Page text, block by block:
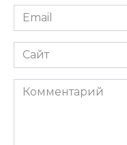
Email
*
Сайт
Комментарий